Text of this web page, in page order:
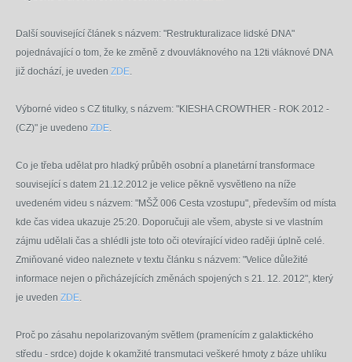
Další související článek s názvem: "Restrukturalizace lidské DNA"
pojednávající o tom, že ke změně z dvouvláknového na 12ti vláknové DNA
již dochází, je uveden ZDE.
Výborné video s CZ titulky, s názvem: "KIESHA CROWTHER - ROK 2012 -
(CZ)" je uvedeno ZDE.
Co je třeba udělat pro hladký průběh osobní a planetární transformace
související s datem 21.12.2012 je velice pěkně vysvětleno na níže
uvedeném videu s názvem: "MŠŽ 006 Cesta vzostupu", především od místa
kde čas videa ukazuje 25:20. Doporučuji ale všem, abyste si ve vlastním
zájmu udělali čas a shlédli jste toto oči otevírající video raději úplně celé.
Zmiňované video naleznete v textu článku s názvem: "Velice důležité
informace nejen o přicházejících změnách spojených s 21. 12. 2012", který
je uveden ZDE.
Proč po zásahu nepolarizovaným světlem (pramenícím z galaktického
středu - srdce) dojde k okamžité transmutaci veškeré hmoty z báze uhlíku